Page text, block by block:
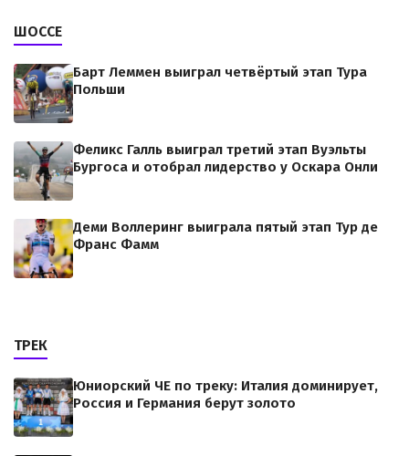
ШОССЕ
Барт Леммен выиграл четвёртый этап Тура
Польши
Феликс Галль выиграл третий этап Вуэльты
Бургоса и отобрал лидерство у Оскара Онли
Деми Воллеринг выиграла пятый этап Тур де
Франс Фамм
ТРЕК
Юниорский ЧЕ по треку: Италия доминирует,
Россия и Германия берут золото